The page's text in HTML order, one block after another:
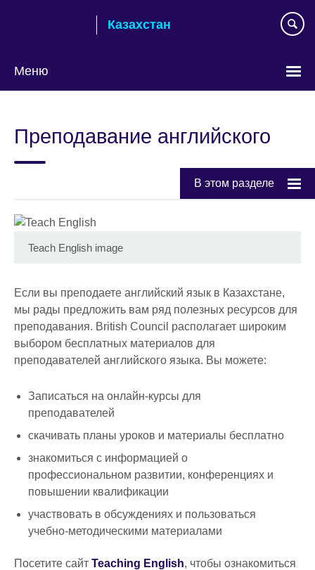
Казахстан
Меню
Преподавание английского
В этом разделе
Teach English image
Если вы преподаете английский язык в Казахстане,
мы рады предложить вам ряд полезных ресурсов для
преподавания. British Council располагает широким
выбором бесплатных материалов для
преподавателей английского языка. Вы можете:
Записаться на онлайн-курсы для
преподавателей
скачивать планы уроков и материалы бесплатно
знакомиться с информацией о
профессиональном развитии, конференциях и
повышении квалификации
участвовать в обсуждениях и пользоваться
учебно-методическими материалами
Посетите сайт Teaching English, чтобы ознакомиться